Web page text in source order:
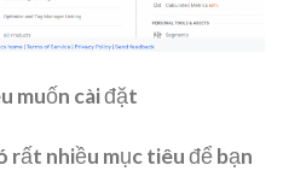
muốn cài đặt
rất nhiều mục tiêu để bạn